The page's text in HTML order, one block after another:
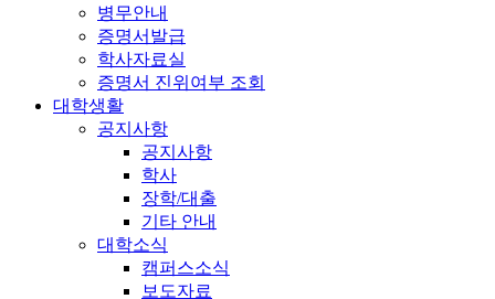
병무안내
증명서발급
학사자료실
증명서 진위여부 조회
대학생활
공지사항
공지사항
학사
장학/대출
기타 안내
대학소식
캠퍼스소식
보도자료